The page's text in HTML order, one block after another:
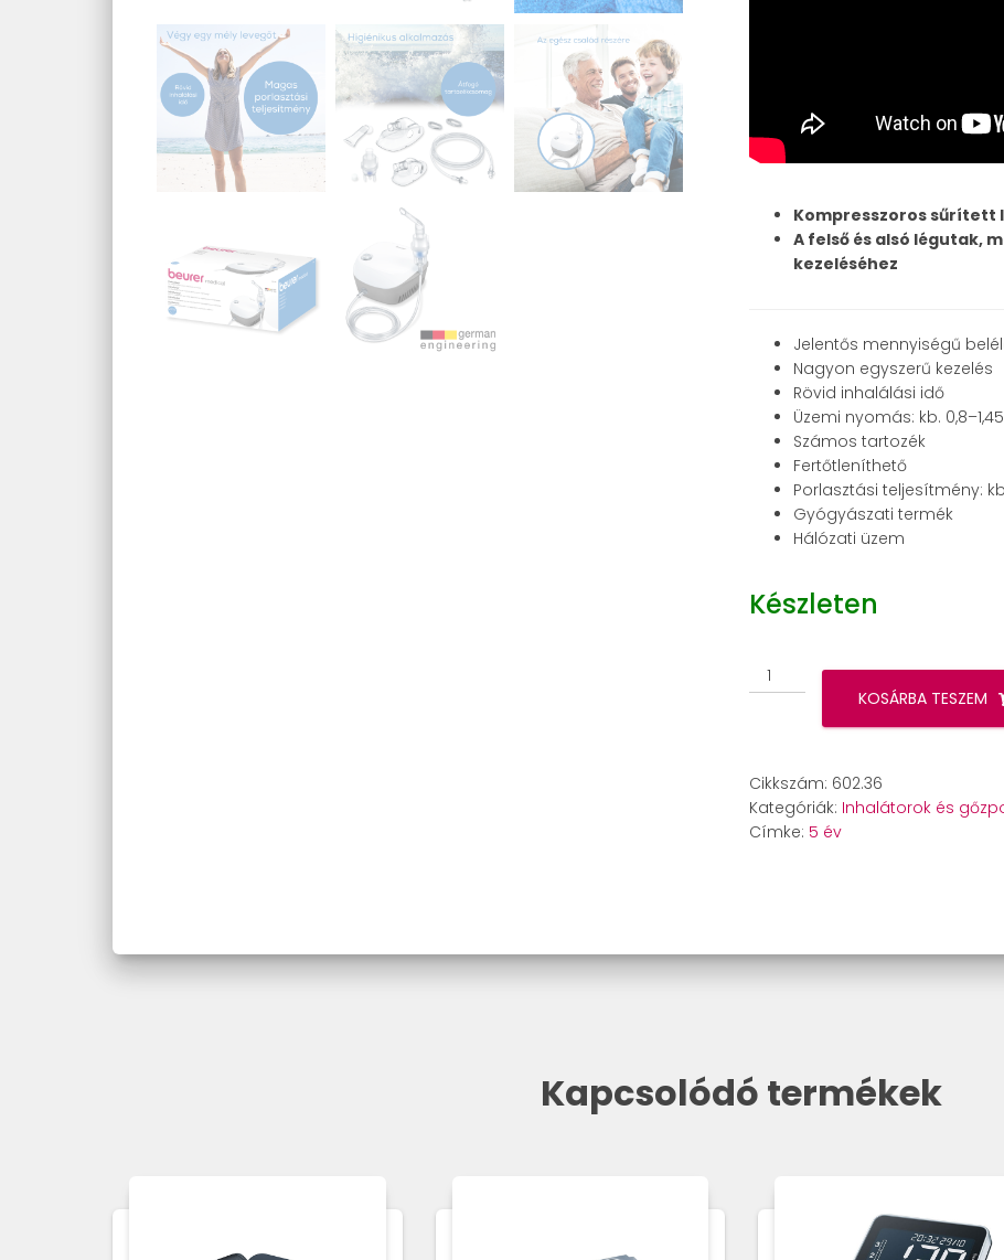
Kompresszoros sűrített
A felső és alsó légutak,
kezeléséhez
Jelentős mennyiségű
Nagyon egyszerű kezelés
Rövid inhalálási idő
Üzemi nyomás: kb.
Számos tartozék
Fertőtleníthető
Porlasztási teljesítmény:
Gyógyászati termék
Hálózati üzem
Készleten
Beurer
IH
KOSÁRBA TESZEM
Cikkszám: 602.36
Kategóriák: Inhalátorok és
Címke: 5 év
Kapcsolódó termékek